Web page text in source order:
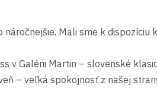
náročnejšie. Mali sme k
v Galérii Martin – slovenské
– veľká spokojnosť z našej